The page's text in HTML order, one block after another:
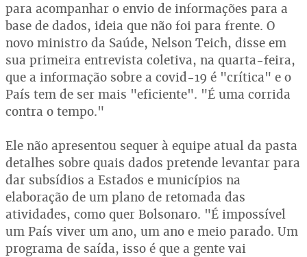
para acompanhar o envio de informações para a
base de dados, ideia que não foi para frente. O
novo ministro da Saúde, Nelson Teich, disse em
sua primeira entrevista coletiva, na quarta-feira,
que a informação sobre a covid-19 é "crítica" e o
País tem de ser mais "eficiente". "É uma corrida
contra o tempo."
Ele não apresentou sequer à equipe atual da pasta
detalhes sobre quais dados pretende levantar para
dar subsídios a Estados e municípios na
elaboração de um plano de retomada das
atividades, como quer Bolsonaro. "É impossível
um País viver um ano, um ano e meio parado. Um
programa de saída, isso é que a gente vai